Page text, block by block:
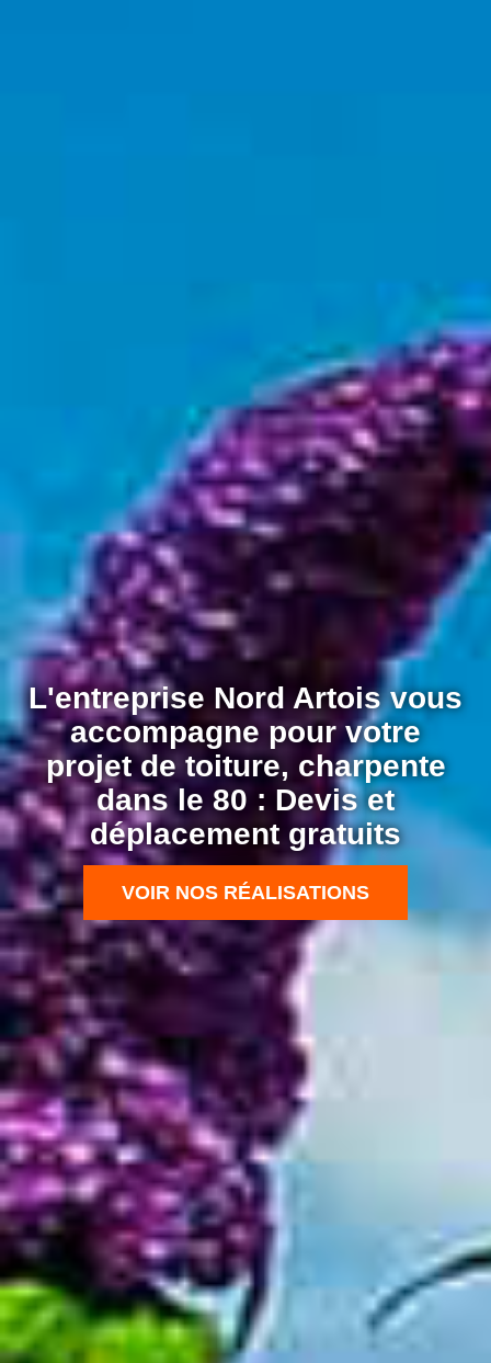
L'entreprise Nord Artois vous
accompagne pour votre
projet de toiture, charpente
dans le 80 : Devis et
déplacement gratuits
VOIR NOS RÉALISATIONS